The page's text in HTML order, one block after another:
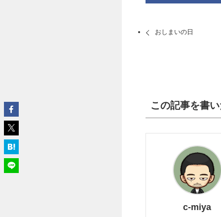
おしまいの日
この記事を書
c-miya